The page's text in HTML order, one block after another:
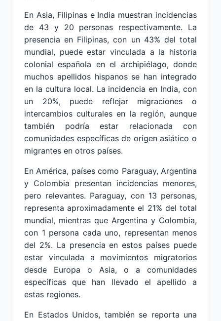
En Asia, Filipinas e India muestran incidencias
de 43 y 20 personas respectivamente. La
presencia en Filipinas, con un 43% del total
mundial, puede estar vinculada a la historia
colonial española en el archipiélago, donde
muchos apellidos hispanos se han integrado
en la cultura local. La incidencia en India, con
un 20%, puede reflejar migraciones o
intercambios culturales en la región, aunque
también podría estar relacionada con
comunidades específicas de origen asiático o
migrantes en otros países.
En América, países como Paraguay, Argentina
y Colombia presentan incidencias menores,
pero relevantes. Paraguay, con 13 personas,
representa aproximadamente el 21% del total
mundial, mientras que Argentina y Colombia,
con 1 persona cada uno, representan menos
del 2%. La presencia en estos países puede
estar vinculada a movimientos migratorios
desde Europa o Asia, o a comunidades
específicas que han llevado el apellido a
estas regiones.
En Estados Unidos, también se reporta una